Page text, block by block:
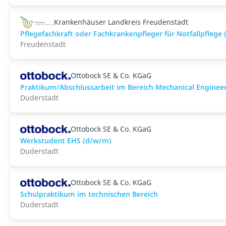
Krankenhäuser Landkreis Freudenstadt
Pflegefachkraft oder Fachkrankenpfleger für Notfallpflege
Freudenstadt
Ottobock SE & Co. KGaG
Praktikum/Abschlussarbeit im Bereich Mechanical
Duderstadt
Ottobock SE & Co. KGaG
Werkstudent EHS (d/w/m)
Duderstadt
Ottobock SE & Co. KGaG
Schulpraktikum im technischen Bereich
Duderstadt